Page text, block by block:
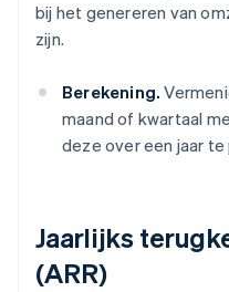
bij het genereren van
zijn.
Berekening.
maand of kwartaal
deze over een jaar
Jaarlijks
(ARR)